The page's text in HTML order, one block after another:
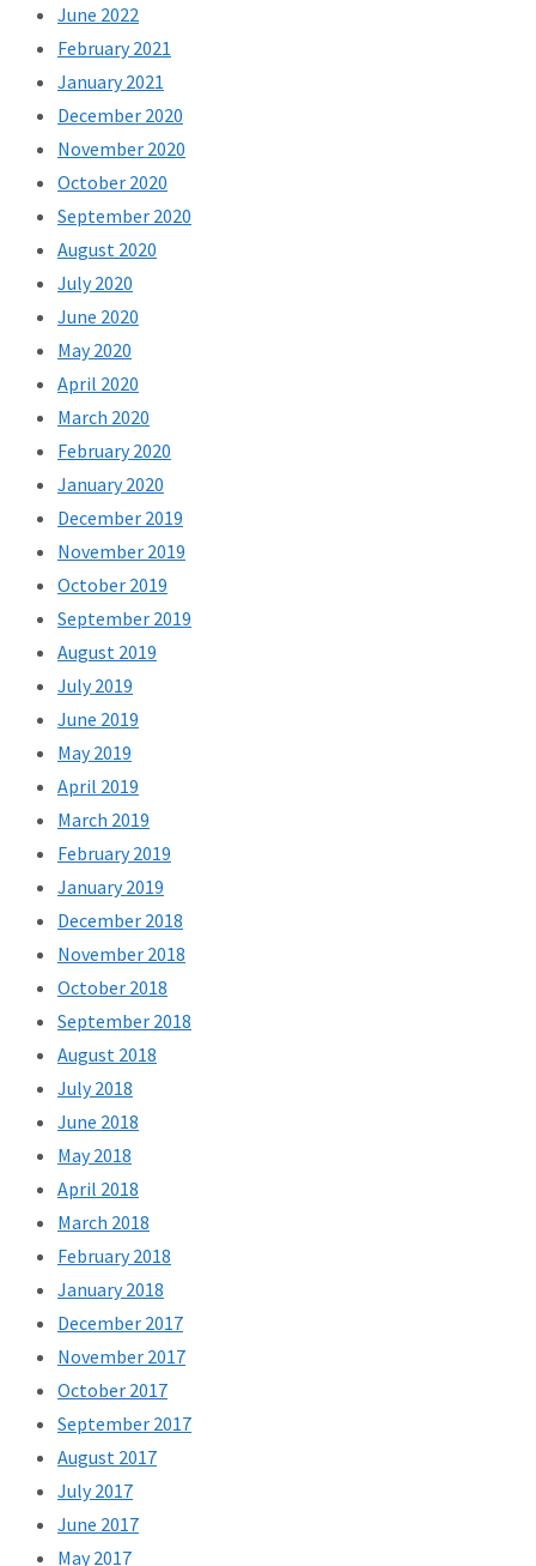
June 2022
February 2021
January 2021
December 2020
November 2020
October 2020
September 2020
August 2020
July 2020
June 2020
May 2020
April 2020
March 2020
February 2020
January 2020
December 2019
November 2019
October 2019
September 2019
August 2019
July 2019
June 2019
May 2019
April 2019
March 2019
February 2019
January 2019
December 2018
November 2018
October 2018
September 2018
August 2018
July 2018
June 2018
May 2018
April 2018
March 2018
February 2018
January 2018
December 2017
November 2017
October 2017
September 2017
August 2017
July 2017
June 2017
May 2017